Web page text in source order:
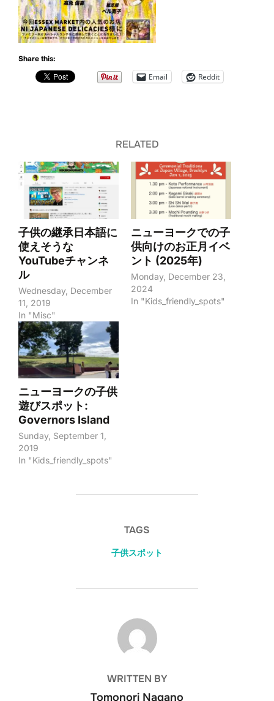
Share this:
Email Reddit
RELATED
子供の継承日本語に
使えそうな
YouTubeチャンネ
ル
Wednesday, December
11, 2019
In "Misc"
ニューヨークでの子
供向けのお正月イベ
ント (2025年)
Monday, December 23,
2024
In "Kids_friendly_spots"
ニューヨークの子供
遊びスポット:
Governors Island
Sunday, September 1,
2019
In "Kids_friendly_spots"
TAGS
子供スポット
POST AUTHOR
WRITTEN BY
Tomonori Nagano